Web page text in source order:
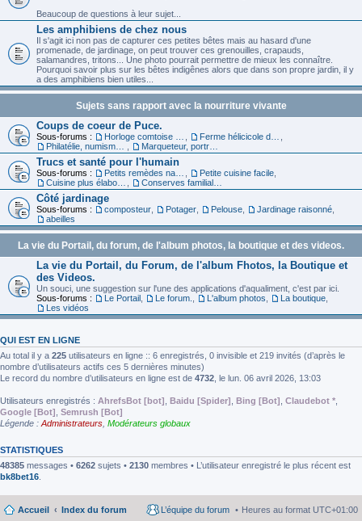
Beaucoup de questions à leur sujet...
Les amphibiens de chez nous
Il s'agit ici non pas de capturer ces petites bêtes mais au hasard d'une
promenade, de jardinage, on peut trouver ces grenouilles, crapauds,
salamandres, tritons... Une photo pourrait permettre de mieux les connaître.
Pourquoi savoir plus sur les bêtes indigênes alors que dans son propre jardin, il y
a des amphibiens bien utiles...
Sujets sans rapport avec la nourriture vivante
Coups de coeur de Puce.
Sous-forums :
Trucs et santé pour l'humain
Sous-forums : Petite cuisine facile
Côté jardinage
Sous-forums : composteur Potager Pelouse Jardinage raisonné
abeilles
La vie du Portail, du forum, de l'album photos, la boutique et des videos.
La vie du Portail, du Forum, de l'album Fhotos, la Boutique et
des Videos.
Un souci, une suggestion sur l'une des applications d'aqualiment, c'est par ici.
Sous-forums :
Le Portail Le forum. L'album photos La boutique
Les vidéos
QUI EST EN LIGNE
Au total il y a 225 utilisateurs en ligne :: 6 enregistrés, 0 invisible et 219 invités (d’après le
nombre d’utilisateurs actifs ces 5 dernières minutes)
Le record du nombre d’utilisateurs en ligne est de 4732 , le lun. 06 avril 2026, 13:03
Utilisateurs enregistrés : AhrefsBot [bot] Baidu [Spider] Bing [Bot] Claudebot *
Google [Bot] Semrush [Bot]
Légende : Administrateurs Modérateurs globaux
STATISTIQUES
48385 messages • 6262 sujets • 2130 membres • L’utilisateur enregistré le plus récent est
bk8bet16
Accueil Index du forum Heures au format UTC+01:00
L’équipe du forum